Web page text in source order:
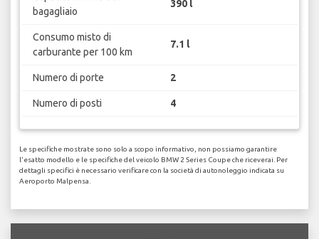
bagagliaio
390 l
Consumo misto di
carburante per 100 km
7.1 l
Numero di porte 2
Numero di posti 4
Le specifiche mostrate sono solo a scopo informativo, non possiamo garantire
l'esatto modello e le specifiche del veicolo BMW 2 Series Coupe che riceverai. Per
dettagli specifici è necessario verificare con la società di autonoleggio indicata su
Aeroporto Malpensa.